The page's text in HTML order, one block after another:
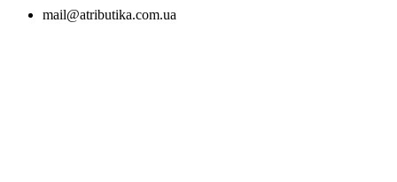
mail@atributika.com.ua